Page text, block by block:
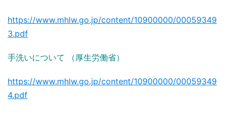
https://www.mhlw.go.jp/content/10900000/00059349
3.pdf
手洗いについて （厚生労働省）
https://www.mhlw.go.jp/content/10900000/00059349
4.pdf